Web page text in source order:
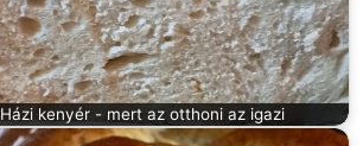
Házi kenyér - mert az otthoni az igazi